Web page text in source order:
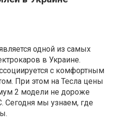
одной из самых
в Украине.
с комфортным
При этом на Тесла цены
2 модели не дороже
Сегодня мы узнаем, где